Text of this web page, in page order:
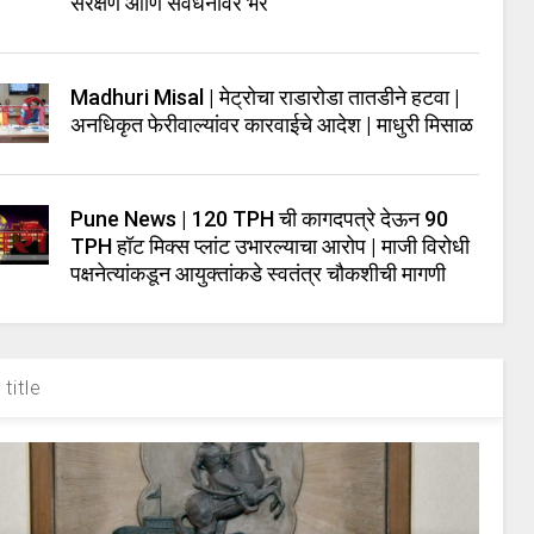
Madhuri Misal | मेट्रोचा राडारोडा तातडीने हटवा |
अनधिकृत फेरीवाल्यांवर कारवाईचे आदेश | माधुरी मिसाळ
Pune News | 120 TPH ची कागदपत्रे देऊन 90
TPH हॉट मिक्स प्लांट उभारल्याचा आरोप | माजी विरोधी
पक्षनेत्यांकडून आयुक्तांकडे स्वतंत्र चौकशीची मागणी